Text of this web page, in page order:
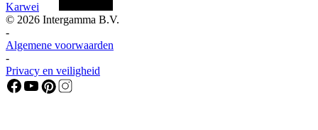
Karwei
© 2026 Intergamma B.V.
-
Algemene voorwaarden
-
Privacy en veiligheid